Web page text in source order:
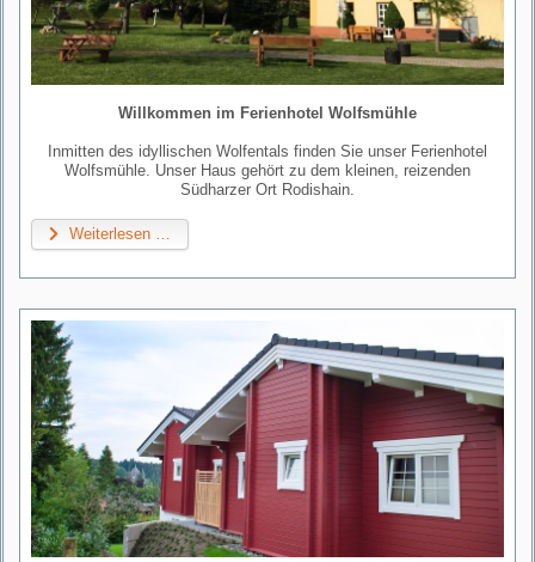
Willkommen im Ferienhotel Wolfsmühle
Inmitten des idyllischen Wolfentals finden Sie unser Ferienhotel
Wolfsmühle. Unser Haus gehört zu dem kleinen, reizenden
Südharzer Ort Rodishain.
Weiterlesen …